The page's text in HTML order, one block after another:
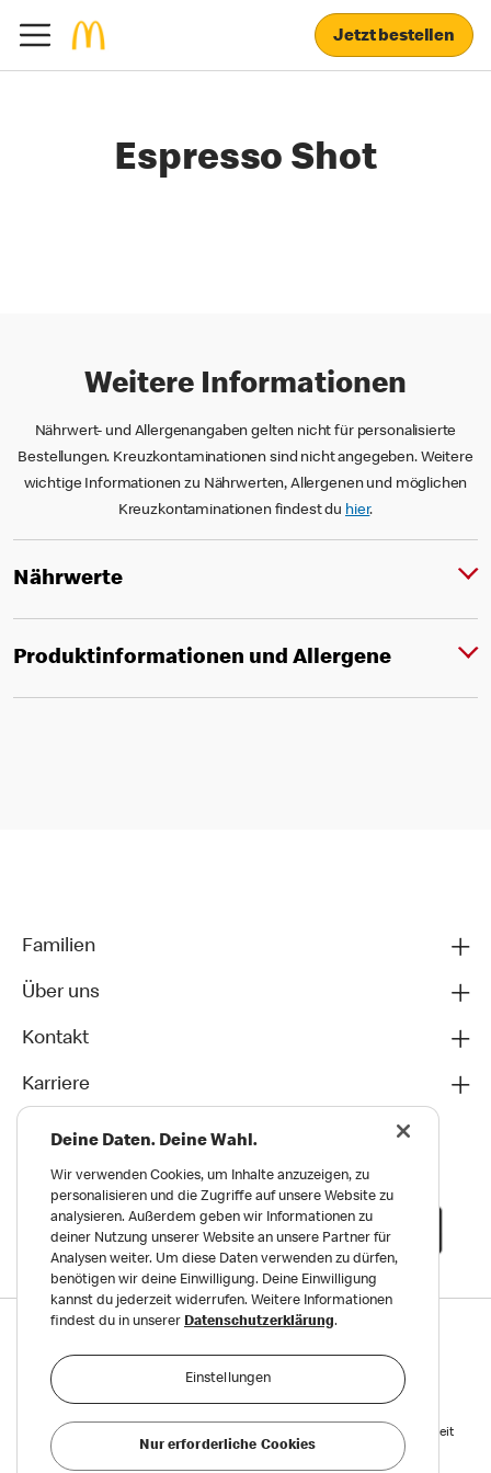
Jetzt bestellen
Espresso Shot
Weitere Informationen
Nährwert- und Allergenangaben gelten nicht für personalisierte
Bestellungen. Kreuzkontaminationen sind nicht angegeben. Weitere
wichtige Informationen zu Nährwerten, Allergenen und möglichen
Kreuzkontaminationen findest du hier.
Nährwerte
Produktinformationen und Allergene
Familien
Über uns
Kontakt
Karriere
Datenschutz
Reports on Human and Environmental Rights Erklärung zur Barrierefreiheit
Deine Daten. Deine Wahl.
Wir verwenden Cookies, um Inhalte anzuzeigen, zu
personalisieren und die Zugriffe auf unsere Website zu
analysieren. Außerdem geben wir Informationen zu
deiner Nutzung unserer Website an unsere Partner für
Analysen weiter. Um diese Daten verwenden zu dürfen,
benötigen wir deine Einwilligung. Deine Einwilligung
kannst du jederzeit widerrufen. Weitere Informationen
findest du in unserer Datenschutzerklärung.
Einstellungen
Nur erforderliche Cookies